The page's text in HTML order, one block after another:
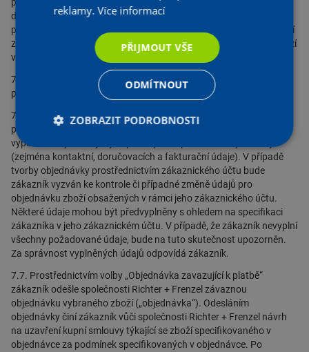
druhů nabízeného zboží dodání na konkrétní adresu dle čl. 7.4.
písm. b) těchto VOP; o možných způsobech doručení pro konkrétní
zboží bude zákazník informován při výběru způsobu doručení zboží
v průběhu objednávky.
7.5. Po výběru způsobu dodání zboží může zákazník pokračovat v
procesu tvorby objednávky volbou „Pokračovat“.
7.6. V případě, že zákazník v rámci tvorby objednávky nebude
přihlášen do svého zákaznického účtu, bude zákazník vyzván k
vyplnění údajů nezbytných pro úspěšné provedení objednávky
(zejména kontaktní, doručovacích a fakturační údaje). V případě
tvorby objednávky prostřednictvím zákaznického účtu bude
zákazník vyzván ke kontrole či případné změně údajů pro
objednávku zboží obsažených v rámci jeho zákaznického účtu.
Některé údaje mohou být předvyplněny s ohledem na specifikaci
zákazníka v jeho zákaznickém účtu. V případě, že zákazník nevyplní
všechny požadované údaje, bude na tuto skutečnost upozorněn.
Za správnost vyplněných údajů odpovídá zákazník.
7.7. Prostřednictvím volby „Objednávka zavazující k platbě“
zákazník odešle společnosti Richter + Frenzel závaznou
objednávku vybraného zboží („objednávka“). Odesláním
objednávky činí zákazník vůči společnosti Richter + Frenzel návrh
na uzavření kupní smlouvy týkající se zboží specifikovaného v
objednávce za podmínek specifikovaných v objednávce. Po
reklamy.Více informací
PŘIJMOUT VŠE
ODMÍTNOUT
ZOBRAZIT PODROBNOSTI